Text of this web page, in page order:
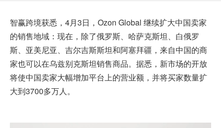
智赢跨境获悉，4月3日， Ozon Global 继续扩大中国卖家
的销售地域：现在，除了俄罗斯、哈萨克斯坦、白俄罗
斯、亚美尼亚、吉尔吉斯斯坦和阿塞拜疆，来自中国的商
家也可以在乌兹别克斯坦销售商品。据悉，新市场的开放
将使中国卖家大幅增加平台上的营业额，并将买家数量扩
大到3700多万人。